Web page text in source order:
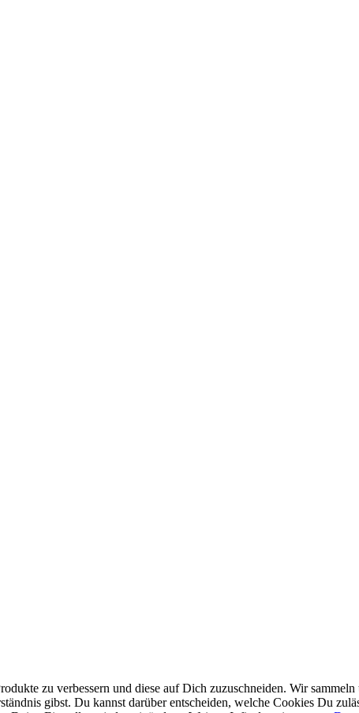
zu verbessern und diese auf Dich zuzuschneiden. Wir
gibst. Du kannst darüber entscheiden, welche Cookies Du